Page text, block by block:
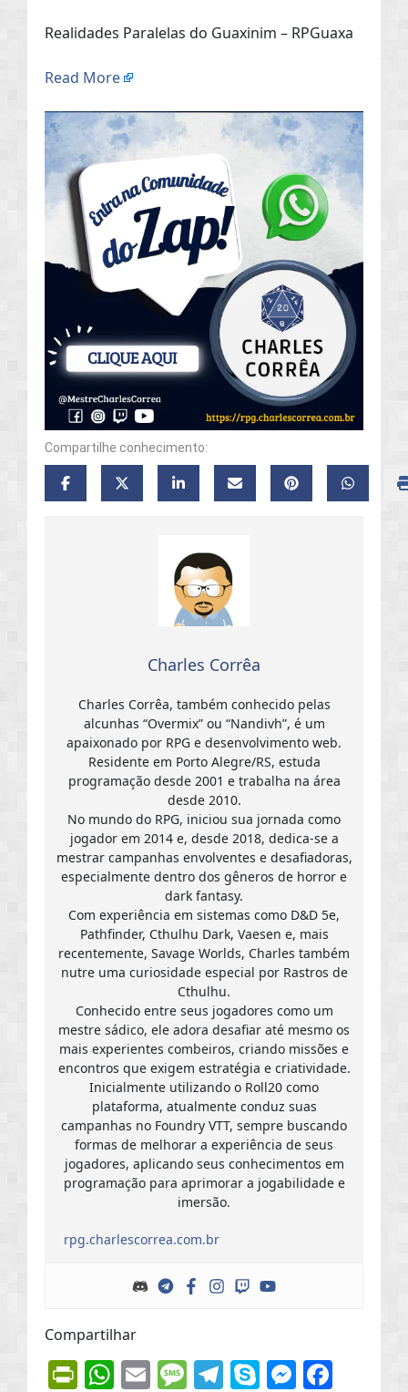
Realidades Paralelas do Guaxinim – RPGuaxa
Read More
Compartilhe conhecimento:
Charles Corrêa
Charles Corrêa, também conhecido pelas
alcunhas “Overmix” ou “Nandivh”, é um
apaixonado por RPG e desenvolvimento web.
Residente em Porto Alegre/RS, estuda
programação desde 2001 e trabalha na área
desde 2010.
No mundo do RPG, iniciou sua jornada como
jogador em 2014 e, desde 2018, dedica-se a
mestrar campanhas envolventes e desafiadoras,
especialmente dentro dos gêneros de horror e
dark fantasy.
Com experiência em sistemas como D&D 5e,
Pathfinder, Cthulhu Dark, Vaesen e, mais
recentemente, Savage Worlds, Charles também
nutre uma curiosidade especial por Rastros de
Cthulhu.
Conhecido entre seus jogadores como um
mestre sádico, ele adora desafiar até mesmo os
mais experientes combeiros, criando missões e
encontros que exigem estratégia e criatividade.
Inicialmente utilizando o Roll20 como
plataforma, atualmente conduz suas
campanhas no Foundry VTT, sempre buscando
formas de melhorar a experiência de seus
jogadores, aplicando seus conhecimentos em
programação para aprimorar a jogabilidade e
imersão.
rpg.charlescorrea.com.br
Compartilhar
PrintFriendly
WhatsApp
EmailMessage
Telegram
Skype